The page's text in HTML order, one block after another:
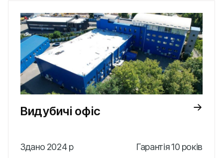
Видубичі офіс
Здано 2024 р Гарантія 10 років